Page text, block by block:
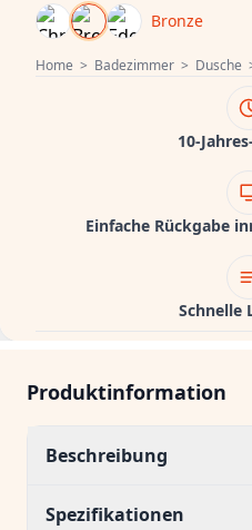
Home > Badezimmer > Dusche
Bronze
10-
Einfache Rückgabe
Schnelle
Produktinformation
Beschreibung
Spezifikationen